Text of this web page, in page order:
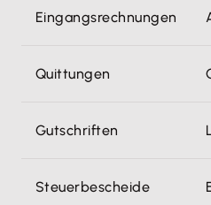
Eingangsrechnungen
Quittungen
Gutschriften
Steuerbescheide